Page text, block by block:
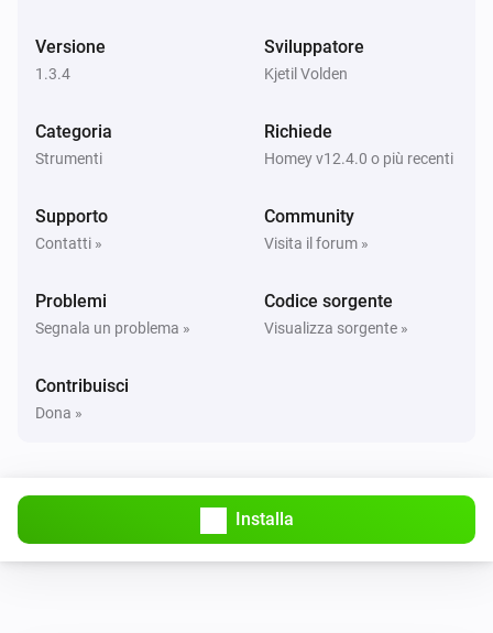
Versione
1.3.4
Sviluppatore
Kjetil Volden
Categoria
Strumenti
Richiede
Homey v12.4.0 o più recenti
Supporto
Contatti »
Community
Visita il forum »
Problemi
Segnala un problema »
Codice sorgente
Visualizza sorgente »
Contribuisci
Dona »
Installa